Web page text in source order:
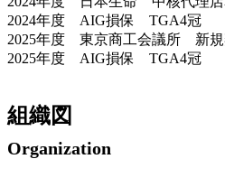
2024年度 AIG損保 TGA4冠
2025年度 東京商工会議所 新規
2025年度 AIG損保 TGA4冠
組織図
Organization